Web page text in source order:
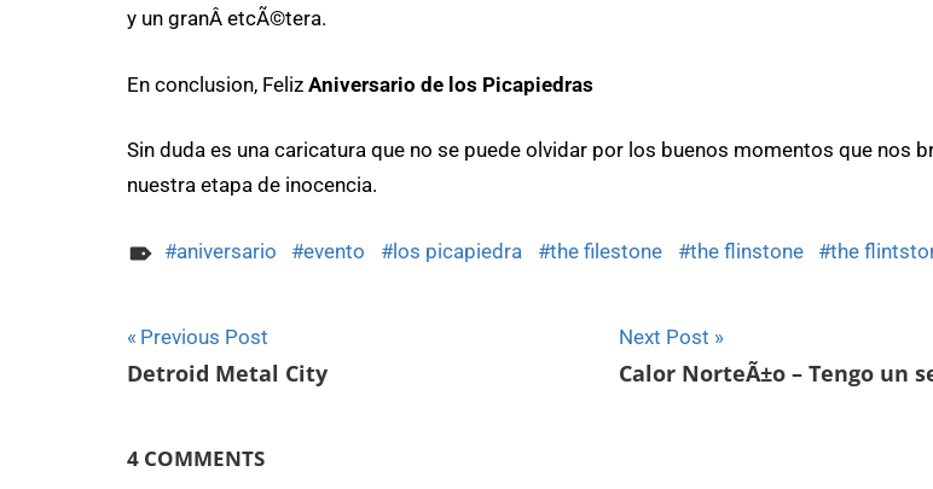
y un granÂ etcÃ©tera.
En conclusion, Feliz Aniversario de los Picapiedras
Sin duda es una caricatura que no se puede olvidar por los buenos momentos que nos
nuestra etapa de inocencia.
aniversario evento los picapiedra the filestone the flinstone the
Navegación
de
Previous Post
Detroid Metal City
Next Post
Calor NorteÃ±o – Tengo un
4 COMMENTS